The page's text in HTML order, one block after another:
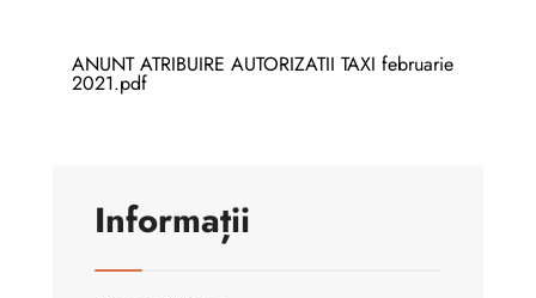
ANUNT ATRIBUIRE AUTORIZATII TAXI februarie
2021.pdf
Informații